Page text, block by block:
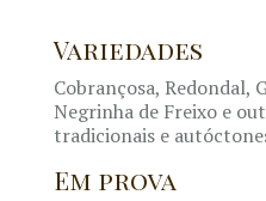
Variedades
Cobrançosa, Redondal,
Negrinha de Freixo e
tradicionais e
Em prova